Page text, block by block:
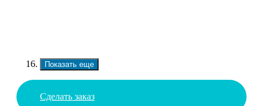
Показать еще
Сделать заказ